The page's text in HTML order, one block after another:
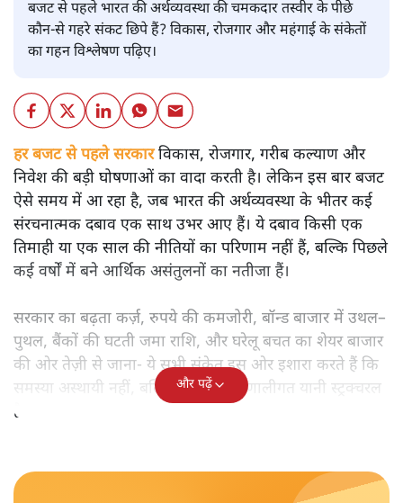
बजट से पहले भारत की अर्थव्यवस्था की चमकदार तस्वीर के पीछे
कौन-से गहरे संकट छिपे हैं? विकास, रोजगार और महंगाई के संकेतों
का गहन विश्लेषण पढ़िए।
हर बजट से पहले सरकारविकास, रोजगार, गरीब कल्याण और
निवेश की बड़ी घोषणाओं का वादा करती है। लेकिन इस बार बजट
ऐसे समय में आ रहा है, जब भारत की अर्थव्यवस्था के भीतर कई
संरचनात्मक दबाव एक साथ उभर आए हैं। ये दबाव किसी एक
तिमाही या एक साल की नीतियों का परिणाम नहीं हैं, बल्कि पिछले
कई वर्षों में बने आर्थिक असंतुलनों का नतीजा हैं।
सरकार का बढ़ता कर्ज़, रुपये की कमजोरी, बॉन्ड बाजार में उथल–
पुथल, बैंकों की घटती जमा राशि, और घरेलू बचत का शेयर बाजार
की ओर तेज़ी से जाना- ये सभी संकेत इस ओर इशारा करते हैं कि
समस्या अस्थायी नहीं, बल्कि गहरी और प्रणालीगत यानी स्ट्रक्चरल
है।
और पढ़ें